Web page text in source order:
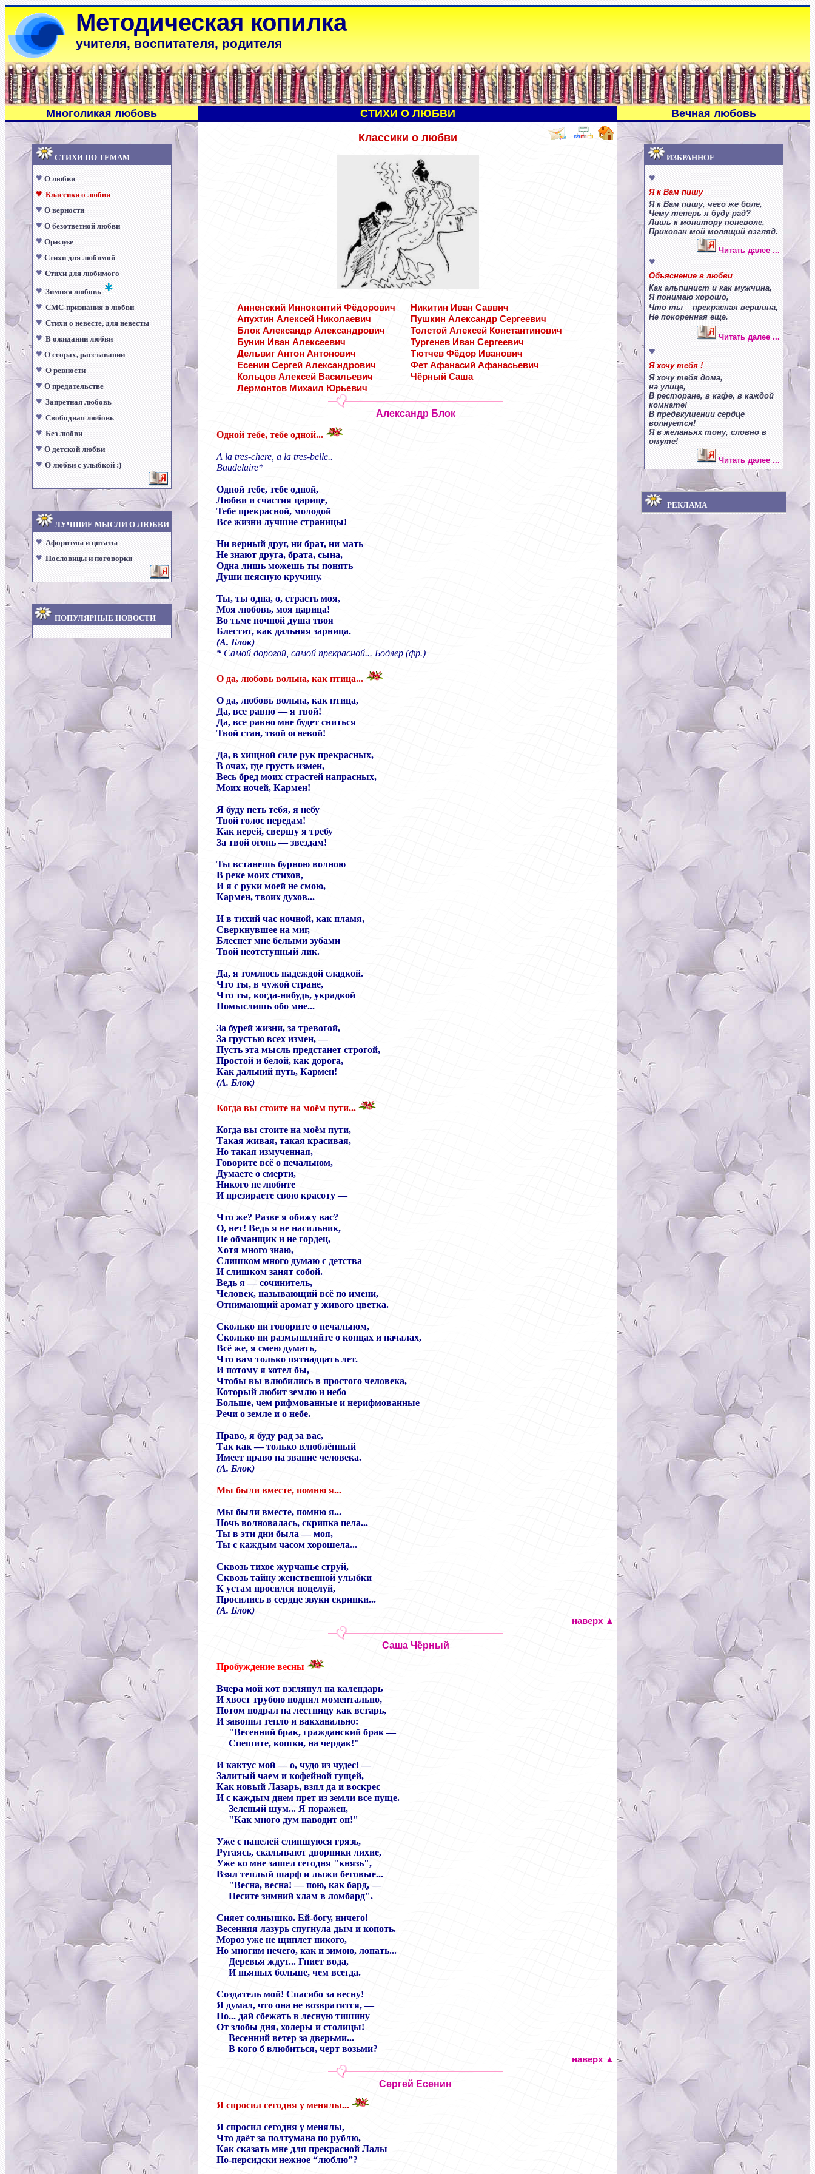
Методическая копилка
учителя, воспитателя, родителя
Многоликая любовь СТИХИ О ЛЮБВИ Вечная любовь
СТИХИ ПО ТЕМАМ
♥ О любви
♥ Классики о любви
♥ О верности
♥ О безответной любви
♥ О разлуке
♥ Стихи для любимой
♥ Стихи для любимого
♥ Зимняя любовь
♥ СМС-признания в любви
♥ Стихи о невесте, для невесты
♥ В ожидании любви
♥ О ссорах, расставании
♥ О ревности
♥ О предательстве
♥ Запретная любовь
♥ Свободная любовь
♥ Без любви
♥ О детской любви
♥ О любви с улыбкой :)
ЛУЧШИЕ МЫСЛИ О ЛЮБВИ
♥ Афоризмы и цитаты
♥ Пословицы и поговорки
ПОПУЛЯРНЫЕ НОВОСТИ
Классики о любви
Анненский Иннокентий Фёдорович
Апухтин Алексей Николаевич
Блок Александр Александрович
Бунин Иван Алексеевич
Дельвиг Антон Антонович
Есенин Сергей Александрович
Кольцов Алексей Васильевич
Лермонтов Михаил Юрьевич
Никитин Иван Саввич
Пушкин Александр Сергеевич
Толстой Алексей Константинович
Тургенев Иван Сергеевич
Тютчев Фёдор Иванович
Фет Афанасий Афанасьевич
Чёрный Саша
Александр Блок
Одной тебе, тебе одной...
A la tres-chere, a la tres-belle..
Baudelaire*
Одной тебе, тебе одной,
Любви и счастия царице,
Тебе прекрасной, молодой
Все жизни лучшие страницы!
Ни верный друг, ни брат, ни мать
Не знают друга, брата, сына,
Одна лишь можешь ты понять
Души неясную кручину.
Ты, ты одна, о, страсть моя,
Моя любовь, моя царица!
Во тьме ночной душа твоя
Блестит, как дальняя зарница.
(А. Блок)
* Самой дорогой, самой прекрасной... Бодлер (фр.)
О да, любовь вольна, как птица...
О да, любовь вольна, как птица,
Да, все равно — я твой!
Да, все равно мне будет сниться
Твой стан, твой огневой!
Да, в хищной силе рук прекрасных,
В очах, где грусть измен,
Весь бред моих страстей напрасных,
Моих ночей, Кармен!
Я буду петь тебя, я небу
Твой голос передам!
Как иерей, свершу я требу
За твой огонь — звездам!
Ты встанешь бурною волною
В реке моих стихов,
И я с руки моей не смою,
Кармен, твоих духов...
И в тихий час ночной, как пламя,
Сверкнувшее на миг,
Блеснет мне белыми зубами
Твой неотступный лик.
Да, я томлюсь надеждой сладкой.
Что ты, в чужой стране,
Что ты, когда-нибудь, украдкой
Помыслишь обо мне...
За бурей жизни, за тревогой,
За грустью всех измен, —
Пусть эта мысль предстанет строгой,
Простой и белой, как дорога,
Как дальний путь, Кармен!
(А. Блок)
Когда вы стоите на моём пути...
Когда вы стоите на моём пути,
Такая живая, такая красивая,
Но такая измученная,
Говорите всё о печальном,
Думаете о смерти,
Никого не любите
И презираете свою красоту —
Что же? Разве я обижу вас?
О, нет! Ведь я не насильник,
Не обманщик и не гордец,
Хотя много знаю,
Слишком много думаю с детства
И слишком занят собой.
Ведь я — сочинитель,
Человек, называющий всё по имени,
Отнимающий аромат у живого цветка.
Сколько ни говорите о печальном,
Сколько ни размышляйте о концах и началах,
Всё же, я смею думать,
Что вам только пятнадцать лет.
И потому я хотел бы,
Чтобы вы влюбились в простого человека,
Который любит землю и небо
Больше, чем рифмованные и нерифмованные
Речи о земле и о небе.
Право, я буду рад за вас,
Так как — только влюблённый
Имеет право на звание человека.
(А. Блок)
Мы были вместе, помню я...
Мы были вместе, помню я...
Ночь волновалась, скрипка пела...
Ты в эти дни была — моя,
Ты с каждым часом хорошела...
Сквозь тихое журчанье струй,
Сквозь тайну женственной улыбки
К устам просился поцелуй,
Просились в сердце звуки скрипки...
(А. Блок)
наверх ▲
Саша Чёрный
Пробуждение весны
Вчера мой кот взглянул на календарь
И хвост трубою поднял моментально,
Потом подрал на лестницу как встарь,
И завопил тепло и вакханально:
"Весенний брак, гражданский брак —
Спешите, кошки, на чердак!"
И кактус мой — о, чудо из чудес! —
Залитый чаем и кофейной гущей,
Как новый Лазарь, взял да и воскрес
И с каждым днем прет из земли все пуще.
Зеленый шум... Я поражен,
"Как много дум наводит он!"
Уже с панелей слипшуюся грязь,
Ругаясь, скалывают дворники лихие,
Уже ко мне зашел сегодня "князь",
Взял теплый шарф и лыжи беговые...
"Весна, весна! — пою, как бард, —
Несите зимний хлам в ломбард".
Сияет солнышко. Ей-богу, ничего!
Весенняя лазурь спугнула дым и копоть.
Мороз уже не щиплет никого,
Но многим нечего, как и зимою, лопать...
Деревья ждут... Гниет вода,
И пьяных больше, чем всегда.
Создатель мой! Спасибо за весну!
Я думал, что она не возвратится, —
Но... дай сбежать в лесную тишину
От злобы дня, холеры и столицы!
Весенний ветер за дверьми...
В кого б влюбиться, черт возьми?
наверх ▲
Сергей Есенин
Я спросил сегодня у менялы...
Я спросил сегодня у менялы,
Что даёт за полтумана по рублю,
Как сказать мне для прекрасной Лалы
По-персидски нежное “люблю”?
ИЗБРАННОЕ
♥
Я к Вам пишу
Я к Вам пишу, чего же боле,
Чему теперь я буду рад?
Лишь к монитору поневоле,
Прикован мой молящий взгляд.
Читать далее ...
♥
Объяснение в любви
Как альпинист и как мужчина,
Я понимаю хорошо,
Что ты – прекрасная вершина,
Не покоренная еще.
Читать далее ...
♥
Я хочу тебя !
Я хочу тебя дома,
на улице,
В ресторане, в кафе, в каждой
комнате!
В предвкушении сердце
волнуется!
Я в желаньях тону, словно в
омуте!
Читать далее ...
РЕКЛАМА